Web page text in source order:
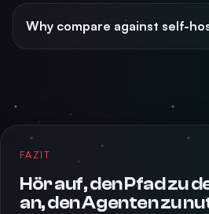
Why compare against self-
FAZIT
Hör auf, den Pfad zu
an, den Agenten zu